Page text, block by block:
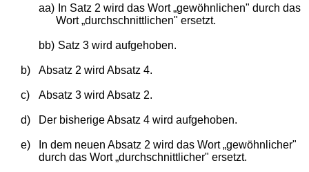
aa)
In Satz 2 wird das Wort „gewöhnlichen" durch das
Wort „durchschnittlichen" ersetzt.
bb) Satz 3 wird aufgehoben.
b) Absatz 2 wird Absatz 4.
c) Absatz 3 wird Absatz 2.
d) Der bisherige Absatz 4 wird aufgehoben.
e)
In dem neuen Absatz 2 wird das Wort „gewöhnlicher"
durch das Wort „durchschnittlicher" ersetzt.